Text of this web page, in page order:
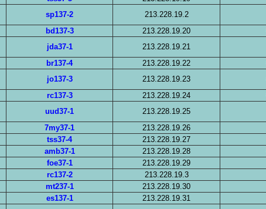
sp137-2 213.228.19.2
bd137-3 213.228.19.20
jda37-1 213.228.19.21
br137-4 213.228.19.22
jo137-3 213.228.19.23
rc137-3 213.228.19.24
uud37-1 213.228.19.25
7my37-1 213.228.19.26
tss37-4 213.228.19.27
amb37-1 213.228.19.28
foe37-1 213.228.19.29
rc137-2 213.228.19.3
mt237-1 213.228.19.30
es137-1 213.228.19.31